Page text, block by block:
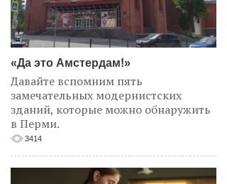
«Да это Амстердам!»
Давайте вспомним пять
замечательных модернистских
зданий, которые можно обнаружить
в Перми.
3414